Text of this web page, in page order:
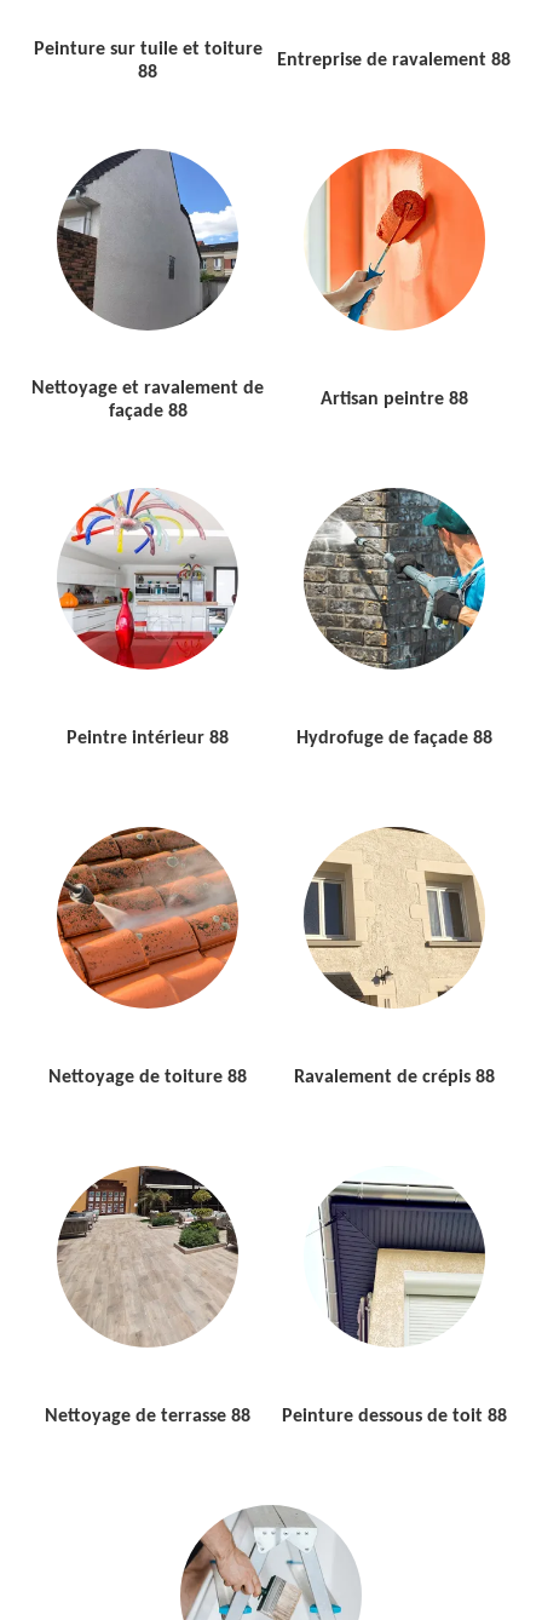
Peinture sur tuile et toiture
88
Entreprise de ravalement 88
Nettoyage et ravalement de
façade 88
Artisan peintre 88
Peintre intérieur 88 Hydrofuge de façade 88
Nettoyage de toiture 88 Ravalement de crépis 88
Nettoyage de terrasse 88 Peinture dessous de toit 88